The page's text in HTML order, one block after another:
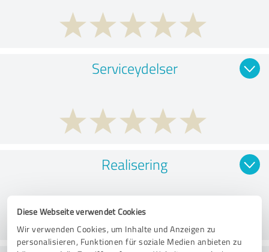
Diese Webseite verwendet Cookies
Wir verwenden Cookies, um Inhalte und Anzeigen zu
personalisieren, Funktionen für soziale Medien anbieten zu
Serviceydelser
Realisering